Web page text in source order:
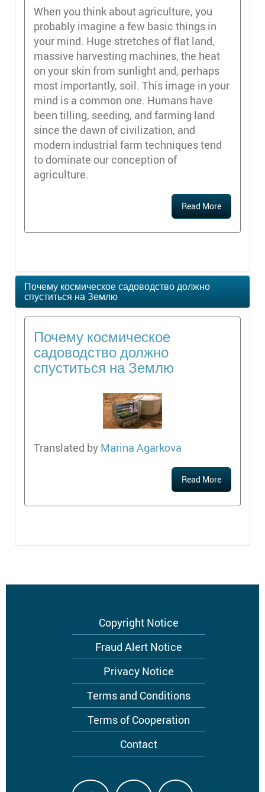
When you think about agriculture, you
probably imagine a few basic things in
your mind. Huge stretches of flat land,
massive harvesting machines, the heat
on your skin from sunlight and, perhaps
most importantly, soil. This image in your
mind is a common one. Humans have
been tilling, seeding, and farming land
since the dawn of civilization, and
modern industrial farm techniques tend
to dominate our conception of
agriculture.
Read More
Почему космическое садоводство должно
спуститься на Землю
Почему космическое
садоводство должно
спуститься на Землю
Translated by Marina Agarkova
Read More
Copyright Notice
Fraud Alert Notice
Privacy Notice
Terms and Conditions
Terms of Cooperation
Contact